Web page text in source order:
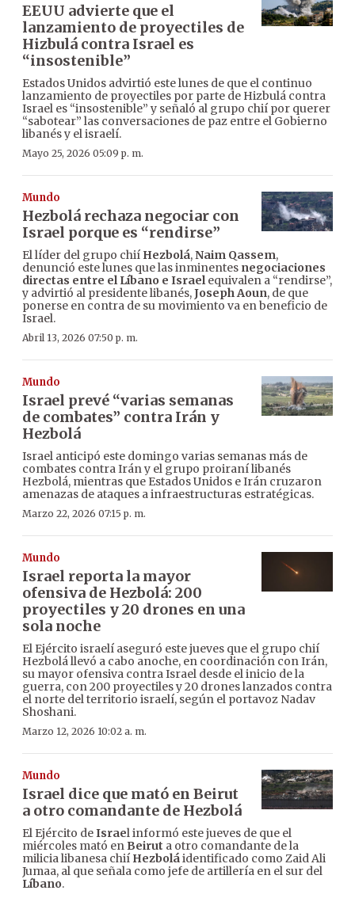
EEUU advierte que el
lanzamiento de proyectiles de
Hizbulá contra Israel es
“insostenible”
Estados Unidos advirtió este lunes de que el continuo
lanzamiento de proyectiles por parte de Hizbulá contra
Israel es “insostenible” y señaló al grupo chií por querer
“sabotear” las conversaciones de paz entre el Gobierno
libanés y el israelí.
Mayo 25, 2026 05:09 p. m.
Mundo
Hezbolá rechaza negociar con
Israel porque es “rendirse”
El líder del grupo chií Hezbolá,Naim Qassem,
denunció este lunes que las inminentes negociaciones
directas entre el Líbano e Israelequivalen a “rendirse”,
y advirtió al presidente libanés,Joseph Aoun, de que
ponerse en contra de su movimiento va en beneficio de
Israel.
Abril 13, 2026 07:50 p. m.
Mundo
Israel prevé “varias semanas
de combates” contra Irán y
Hezbolá
Israel anticipó este domingo varias semanas más de
combates contra Irán y el grupo proiraní libanés
Hezbolá, mientras que Estados Unidos e Irán cruzaron
amenazas de ataques a infraestructuras estratégicas.
Marzo 22, 2026 07:15 p. m.
Mundo
Israel reporta la mayor
ofensiva de Hezbolá: 200
proyectiles y 20 drones en una
sola noche
El Ejército israelí aseguró este jueves que el grupo chií
Hezbolá llevó a cabo anoche, en coordinación con Irán,
su mayor ofensiva contra Israel desde el inicio de la
guerra, con 200 proyectiles y 20 drones lanzados contra
el norte del territorio israelí, según el portavoz Nadav
Shoshani.
Marzo 12, 2026 10:02 a. m.
Mundo
Israel dice que mató en Beirut
a otro comandante de Hezbolá
El Ejército deIsrael informó este jueves de que el
miércoles mató en Beirut a otro comandante de la
milicia libanesa chií Hezboláidentificado como Zaid Ali
Jumaa, al que señala como jefe de artillería en el sur del
Líbano.